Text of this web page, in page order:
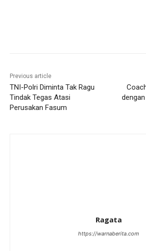
Previous article
TNI-Polri Diminta Tak Ragu
Tindak Tegas Atasi
Perusakan Fasum
Ragata
https://warnaberita.com